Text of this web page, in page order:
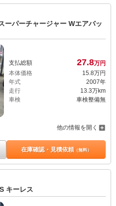
ーパーチャージャー Wエアバッ
支払総額 27.8万円
本体価格
15. 8万円
年式
2007年
走行
13.3万km
車検
車検整備無
他の情報を開く
在庫確認・見積依頼（無料）
キーレス